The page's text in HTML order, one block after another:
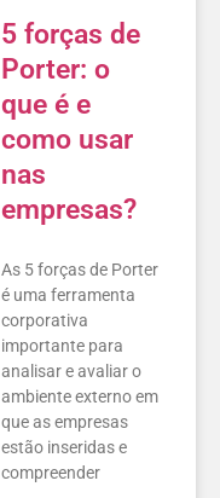
5 forças de
Porter: o
que é e
como usar
nas
empresas?
As 5 forças de Porter
é uma ferramenta
corporativa
importante para
analisar e avaliar o
ambiente externo em
que as empresas
estão inseridas e
compreender